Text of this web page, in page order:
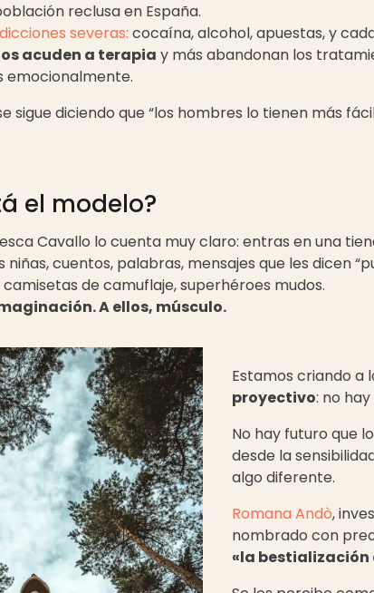
reclusa en España.
severas: cocaína, alcohol, apuestas, y
acuden a terapia y más abandonan los
emocionalmente.
sigue diciendo que “los hombres lo tienen más
el modelo?
Cavallo lo cuenta muy claro: entras en una
niñas, cuentos, palabras, mensajes que les dicen
camisetas de camuflaje, superhéroes mudos.
A ellos, músculo.
Estamos criando a
proyectivo: no
No hay futuro que
desde la
algo diferente.
Romana Andò,
nombrado con
«la bestialización